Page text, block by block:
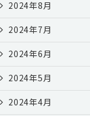
2024年8月
2024年7月
2024年6月
2024年5月
2024年4月